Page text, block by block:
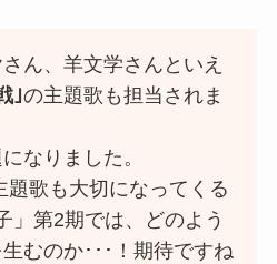
ん、羊文学さんといえ
｣の主題歌も担当されま
なりました。
題歌も大切になってくる
」第2期では、どのよう
むのか･･･！期待ですね